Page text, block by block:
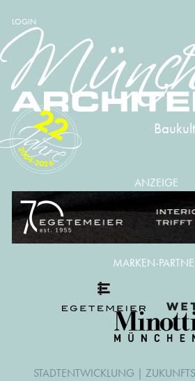
LOGIN
2004-2026
22
ANZEIGE
STADTENTWICKLUNG |